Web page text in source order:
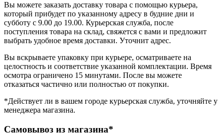
Вы можете заказать доставку товара с помощью курьера,
который прибудет по указанному адресу в будние дни и
субботу с 9.00 до 19.00. Курьерская служба, после
поступления товара на склад, свяжется с вами и предложит
выбрать удобное время доставки. Уточнит адрес.
Вы вскрываете упаковку при курьере, осматриваете на
целостность и соответствие указанной комплектации. Время
осмотра ограничено 15 минутами. После вы можете
отказаться частично или полностью от покупки.
*Действует ли в вашем городе курьерская служба, уточняйте у
менеджера магазина.
Самовывоз из магазина*